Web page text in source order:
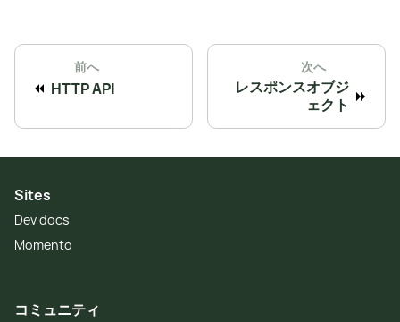
前へ
HTTP API
次へ
レスポンスオブジ
ェクト
Sites
Dev docs
Momento
コミュニティ